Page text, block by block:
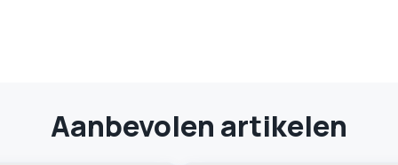
Aanbevolen artikelen